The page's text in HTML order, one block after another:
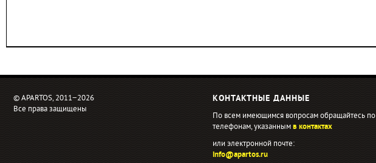
© APARTOS, 2011−2026
Все права защищены
КОНТАКТНЫЕ ДАННЫЕ
По всем имеющимся вопросам обращайтесь по
телефонам, указаннымв контактах
или электронной почте:
info@apartos.ru